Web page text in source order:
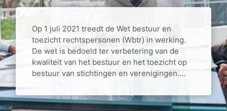
Op 1 juli 2021 treedt de Wet bestuur en
toezicht rechtspersonen (Wbtr) in werking.
De wet is bedoeld ter verbetering van de
kwaliteit van het bestuur en het toezicht op
bestuur van stichtingen en verenigingen....